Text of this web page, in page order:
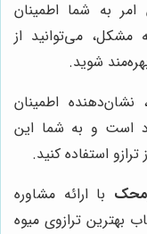
به شما اطمینان
می‌توانید از
شوید.
اطمینان
است و به شما این
استفاده کنید.
با ارائه مشاوره
بهترین ترازوی میوه